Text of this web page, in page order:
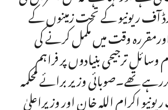
آف ریونیو کے تحت زمینوں کے
وقت میں مکمل کرنے کی
ترجیحی بنیادوں پر فراہم
تھے۔صوبائی وزیر برائے محکمہ
اکرام اللہ خان اور وزیراعلیٰ